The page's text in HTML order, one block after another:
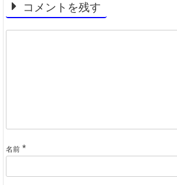
コメントを残す
名前 *